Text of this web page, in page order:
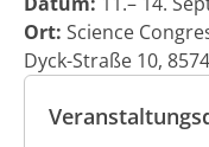
Ort: Science
Dyck-Straße 10,